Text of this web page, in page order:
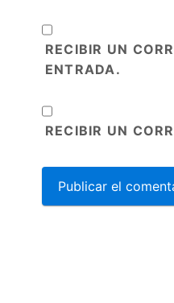
RECIBIR UN
ENTRADA.
RECIBIR UN